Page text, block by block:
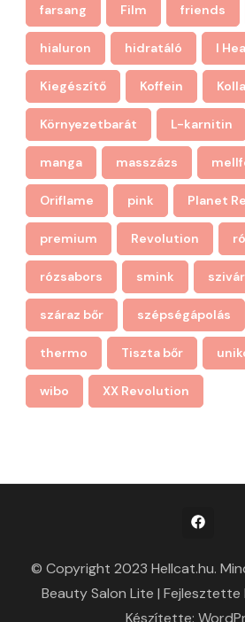
farsang Film friends
hialuron hidratáló I
Kiegészítő Koffein
Környezetbarát L-karnitin
manga masszázs
Oriflame pink Planet
premium Revolution
rózsabors smink
száraz bőr szépségápolás
thermo Tiszta bőr
wibo XX Revolution
© Copyright 2023 Hellcat.hu.
Beauty Salon Lite | Fejlesztette
Készítette: